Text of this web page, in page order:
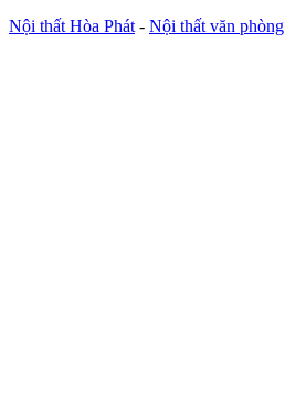
Nội thất Hòa Phát - Nội thất văn phòng